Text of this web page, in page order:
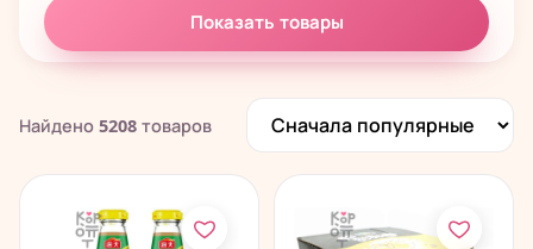
Печенье, пончики, батончики 280
Показать товары
Найдено 5208 товаров